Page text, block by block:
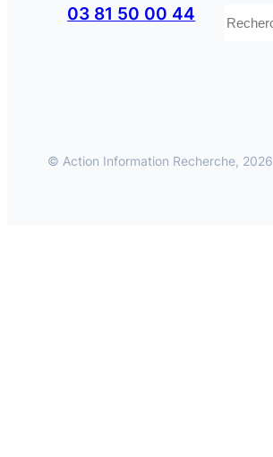
03 81 50 00 44
© Action Information Recherche, 2026